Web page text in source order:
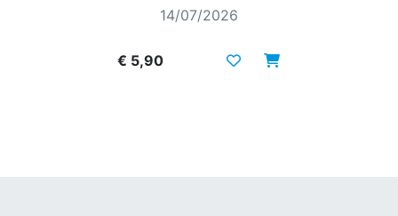
14/07/2026
€ 5,90